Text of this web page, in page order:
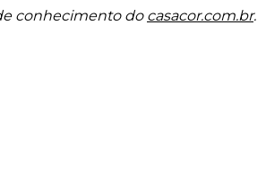
conhecimento do casacor.com.br.